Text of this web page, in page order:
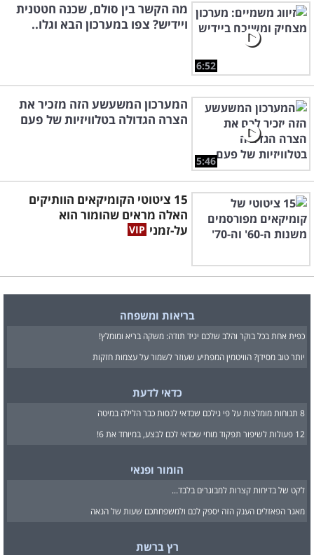
6:52
מה הקשר בין סולם, שכנה חטטנית
ויידיש? צפו במערכון הבא וגלו..
5:46
המערכון המשעשע הזה מזכיר את
הצרה הגדולה בטלוויזיות של פעם
15 ציטוטי הקומיקאים הוותיקים
האלה מראים שהומור הוא
על-זמני
בריאות ומשפחה
כפית אחת בכל בוקר והלב שלכם יגיד תודה: משקה בריא ומומלץ!
יותר טוב מסידן? הוויטמין המפתיע שעוזר לשמור על עצמות חזקות
כדאי לדעת
8 תנוחות מומלצות על פי גילכם שכדאי לנסות כבר הלילה במיטה
12 פעולות לשיפור תפקוד מוחי שכדאי לכם לבצע, במיוחד את 6!
הומור ופנאי
לקט של בדיחות קצרות למבוגרים בלבד...
מאגר הפאזלים הענק הזה יספק לכם ולמשפחתכם שעות של הנאה
רץ ברשת